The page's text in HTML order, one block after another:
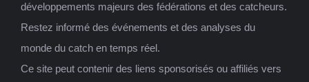
développements majeurs des fédérations et des catcheurs.
Restez informé des événements et des analyses du
monde du catch en temps réel.
Ce site peut contenir des liens sponsorisés ou affiliés vers